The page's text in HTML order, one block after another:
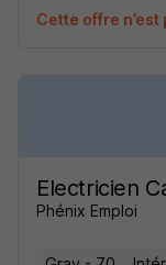
Cette offre
Electricien
Phénix Emploi